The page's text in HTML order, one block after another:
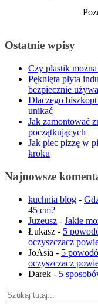
Ostatnie wpisy
Czy plastik
Pęknięta płyta
bezpiecznie
Dlaczego
unikać
Jak zamontować
początkujących
Jak piec pizzę w
kroku
Najnowsze
kuchnia blog -
45 cm?
Juzeusz - Jakie
Łukasz - 5
oczyszczacz
JoAsia - 5
oczyszczacz
Darek - 5
Szukaj: